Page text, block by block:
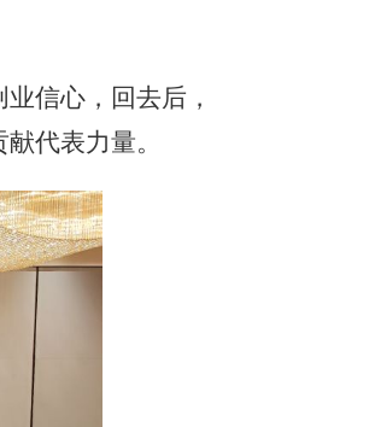
信心，回去后，
代表力量。